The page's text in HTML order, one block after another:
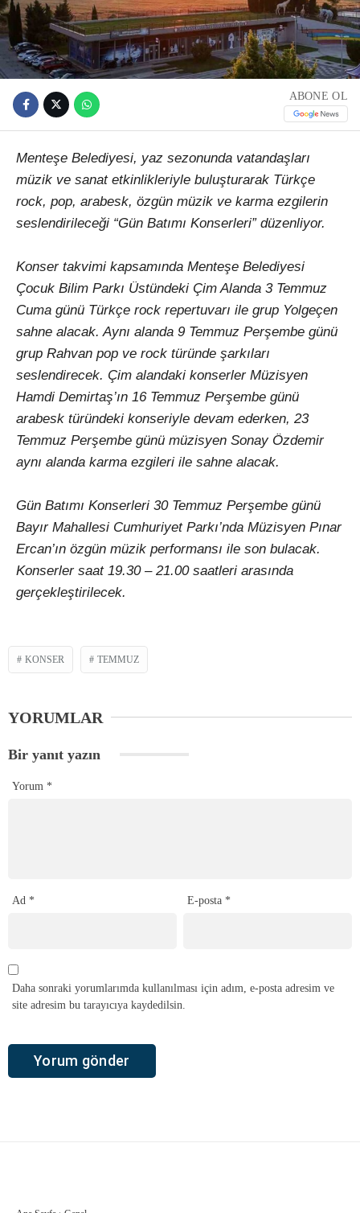
ABONE OL
Menteşe Belediyesi, yaz sezonunda vatandaşları
müzik ve sanat etkinlikleriyle buluşturarak Türkçe
rock, pop, arabesk, özgün müzik ve karma ezgilerin
seslendirileceği “Gün Batımı Konserleri” düzenliyor.
Konser takvimi kapsamında Menteşe Belediyesi
Çocuk Bilim Parkı Üstündeki Çim Alanda 3 Temmuz
Cuma günü Türkçe rock repertuvarı ile grup Yolgeçen
sahne alacak. Aynı alanda 9 Temmuz Perşembe günü
grup Rahvan pop ve rock türünde şarkıları
seslendirecek. Çim alandaki konserler Müzisyen
Hamdi Demirtaş’ın 16 Temmuz Perşembe günü
arabesk türündeki konseriyle devam ederken, 23
Temmuz Perşembe günü müzisyen Sonay Özdemir
aynı alanda karma ezgileri ile sahne alacak.
Gün Batımı Konserleri 30 Temmuz Perşembe günü
Bayır Mahallesi Cumhuriyet Parkı’nda Müzisyen Pınar
Ercan’ın özgün müzik performansı ile son bulacak.
Konserler saat 19.30 – 21.00 saatleri arasında
gerçekleştirilecek.
KONSER TEMMUZ
YORUMLAR
Bir yanıt yazın
Yorum *
Ad * E-posta *
Daha sonraki yorumlarımda kullanılması için adım, e-posta adresim ve
site adresim bu tarayıcıya kaydedilsin.